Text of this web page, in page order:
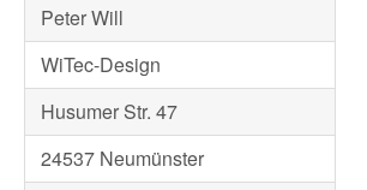
Peter Will
WiTec-Design
Husumer Str. 47
24537 Neumünster